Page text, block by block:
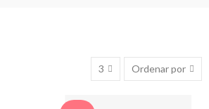
3 Ordenar por